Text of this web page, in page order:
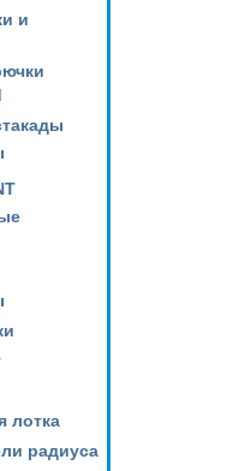
и
лотка
радиуса